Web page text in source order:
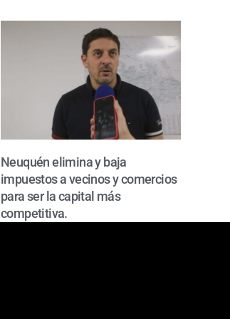
Neuquén elimina y baja
impuestos a vecinos y comercios
para ser la capital más
competitiva.